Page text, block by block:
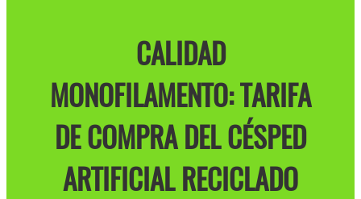
CALIDAD
MONOFILAMENTO: TARIFA
DE COMPRA DEL CÉSPED
ARTIFICIAL RECICLADO